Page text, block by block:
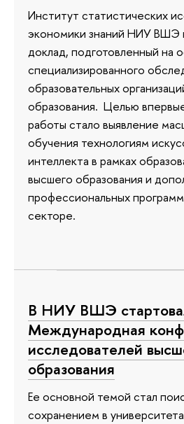
Институт статистических
экономики знаний НИУ ВШЭ
доклад, подготовленный на
специализированного
образовательных
образования. Целью
работы стало выявление
обучения технологиям
интеллекта в рамках
высшего образования и
профессиональных
секторе.
В НИУ ВШЭ
Международная
исследователей
образования
Ее основной темой стал
сохранением в